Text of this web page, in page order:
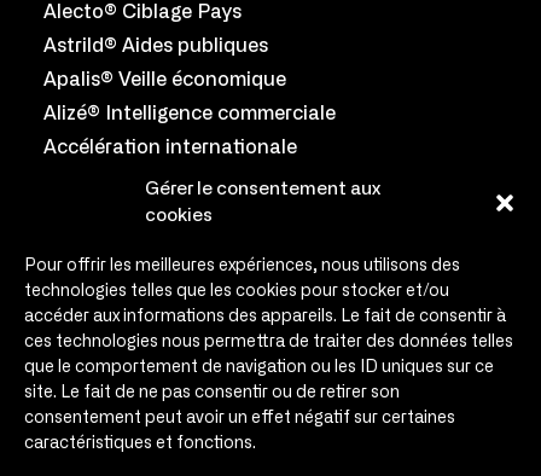
Gérer le consentement aux
cookies
Pour offrir les meilleures expériences, nous utilisons des
technologies telles que les cookies pour stocker et/ou
accéder aux informations des appareils. Le fait de consentir à
ces technologies nous permettra de traiter des données telles
que le comportement de navigation ou les ID uniques sur ce
site. Le fait de ne pas consentir ou de retirer son
consentement peut avoir un effet négatif sur certaines
caractéristiques et fonctions.
Alecto® Ciblage Pays
Astrild® Aides publiques
Apalis® Veille économique
Alizé® Intelligence commerciale
Accélération internationale
Coryllis® Salon collaboratif
Engagements
Témoignages
Infos & médias
Agenda
Contact